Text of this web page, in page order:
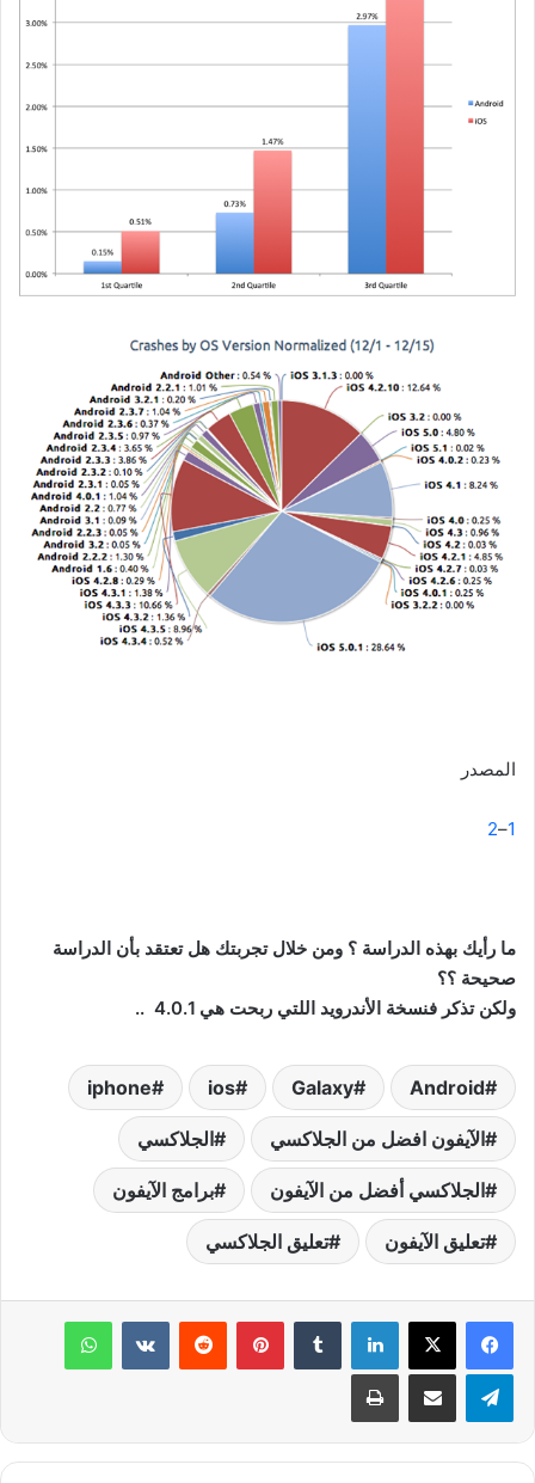
المصدر
1
–
2
ما رأيك بهذه الدراسة ؟ ومن خلال تجربتك هل تعتقد بأن الدراسة
صحيحة ؟؟
ولكن تذكر فنسخة الأندرويد اللتي ربحت هي 4.0.1 ..
Android‏
Galaxy
ios
iphone
الآيفون افضل من الجلاكسي الجلاكسي
الجلاكسي أفضل من الآيفون برامج الآيفون
تعليق الآيفون تعليق الجلاكسي
لينكدإن بينتيريست